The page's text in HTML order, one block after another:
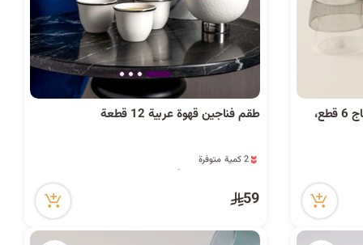
م
ا
ت
ة
دلتي طقم فناجين قهوة سعودية زجاج 6 قطع،
طقم فناجين قهوة عربية 12 قطعة
1 قطعة بيعت مؤخراً
2 كمية متوفرة
59